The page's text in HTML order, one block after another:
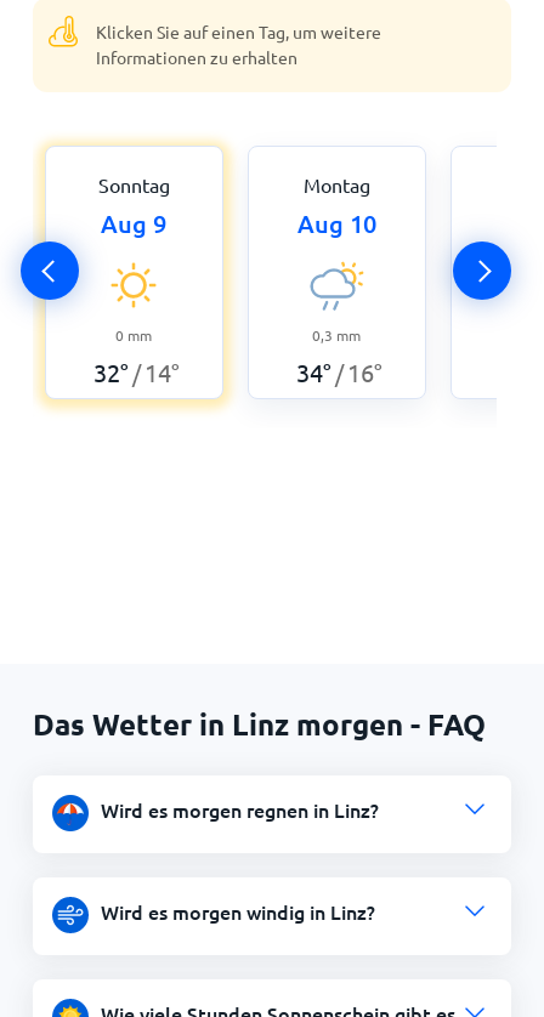
Klicken Sie auf einen Tag, um weitere
Informationen zu erhalten
Sonntag
Aug 9
0 mm
32° /14°
Montag
Aug 10
0,3 mm
34° /16°
Das Wetter in Linz morgen - FAQ
Wird es morgen regnen in Linz?
Wird es morgen windig in Linz?